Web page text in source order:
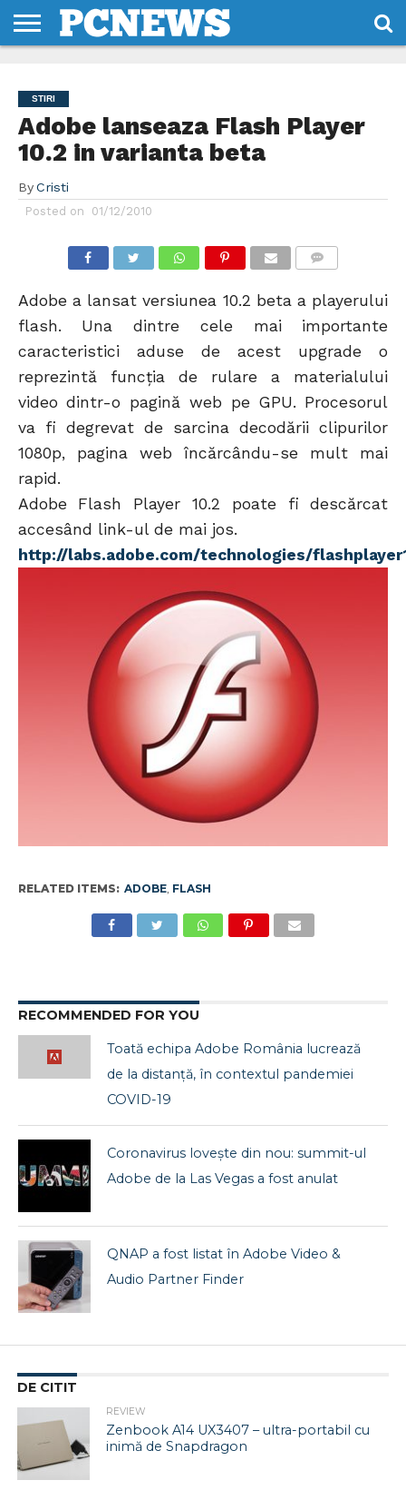
NOI
SI
CONDITII
STIRI
Adobe lanseaza Flash Player
10.2 in varianta beta
By Cristi
Posted on 01/12/2010
Adobe a lansat versiunea 10.2 beta a playerului
flash. Una dintre cele mai importante
caracteristici aduse de acest upgrade o
reprezintă funcția de rulare a materialului
video dintr-o pagină web pe GPU. Procesorul
va fi degrevat de sarcina decodării clipurilor
1080p, pagina web încărcându-se mult mai
rapid.
Adobe Flash Player 10.2 poate fi descărcat
accesând link-ul de mai jos.
http://labs.adobe.com/technologies/
RELATED ITEMS: ADOBE, FLASH
RECOMMENDED FOR YOU
Toată echipa Adobe România lucrează
de la distanță, în contextul pandemiei
COVID-19
Coronavirus lovește din nou: summit-ul
Adobe de la Las Vegas a fost anulat
QNAP a fost listat în Adobe Video &
Audio Partner Finder
DE CITIT
REVIEW
Zenbook A14 UX3407 – ultra-portabil cu
inimă de Snapdragon